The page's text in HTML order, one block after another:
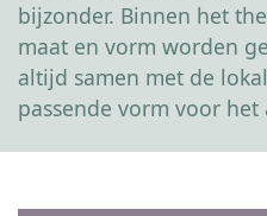
bijzonder. Binnen het
maat en vorm worden
altijd samen met de
passende vorm voor